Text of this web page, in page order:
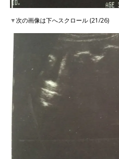
▼次の画像は下へスクロール (21/26)